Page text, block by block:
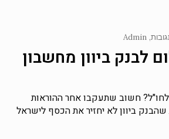
Admin
לבנק ביוון מחשבון
חשוב שתעקבו אחר ההוראות
ביוון לא יחזיר את הכסף לישראל